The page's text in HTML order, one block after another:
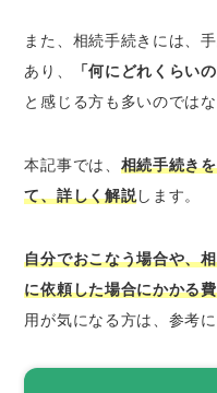
相続財産ごとの
相続財産ごとにか
有価証券の相続
土地・不動産の
貴金属などの相
相続手続きを専門
用
また、相続手続きには、
あり、
「何にどれくらい
と感じる方も多いのでは
本記事では、 相続手続き
て、詳しく解説します。
自分でおこなう場合や、
に依頼した場合にかかる
用が気になる方は、参考